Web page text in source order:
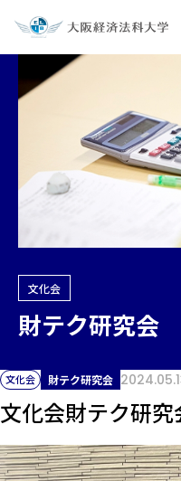
文化会
財テク研究会
文化会 財テク研究会
文化会財テク研究